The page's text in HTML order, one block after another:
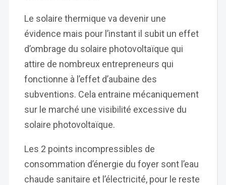
Le solaire thermique va devenir une
évidence mais pour l’instant il subit un effet
d’ombrage du solaire photovoltaïque qui
attire de nombreux entrepreneurs qui
fonctionne à l’effet d’aubaine des
subventions. Cela entraine mécaniquement
sur le marché une visibilité excessive du
solaire photovoltaïque.
Les 2 points incompressibles de
consommation d’énergie du foyer sont l’eau
chaude sanitaire et l’électricité, pour le reste